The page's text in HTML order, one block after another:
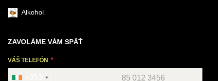
Alkohol
ZAVOLÁME VÁM SPÄŤ
VÁŠ TELEFÓN